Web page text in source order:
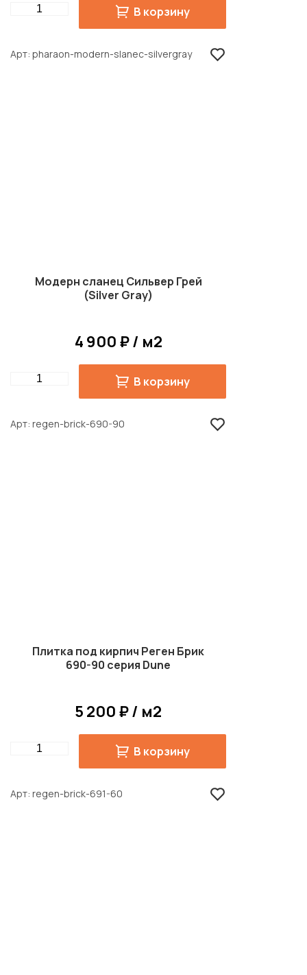
Quantity В корзину
Арт pharaon-modern-slanec-silvergray
Модерн сланец Сильвер Грей
(Silver Gray)
4 900 ₽ / м2
Quantity В корзину
Арт regen-brick-690-90
Плитка под кирпич Реген Брик
690-90 серия Dune
5 200 ₽ / м2
Quantity В корзину
Арт regen-brick-691-60